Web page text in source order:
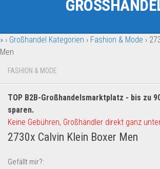
Fahrzeuge & Transport
Garten & Werkzeug
Geschenkartikel
Handy und Smartphone
Kosmetik & Pflege
Lebensmittel & Getränke
Multimedia & Elektro
GROSSHANDEL
» › Großhandel Kategorien › Fashion & Mode ›
Men
FASHION & MODE
TOP B2B-Großhandelsmarktplatz - bis zu
sparen.
Keine Gebühren, Großhändler direkt ganz
2730x Calvin Klein Boxer Men
Gefällt mir?: